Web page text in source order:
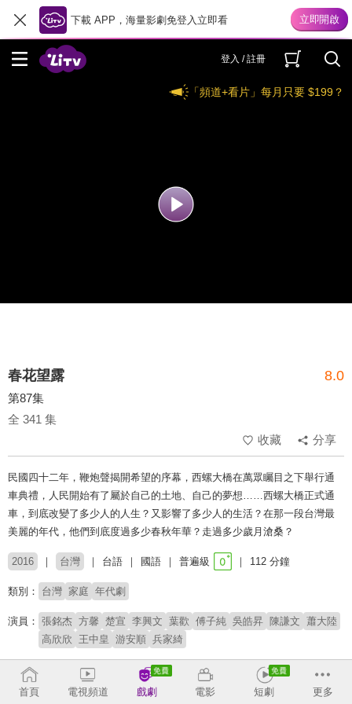
下載 APP，海量影劇免登入立即看
登入 / 註冊
「頻道+看片」每月只要 $199？
春花望露 8.0
第87集
全 341 集
收藏
分享
民國四十二年，鞭炮聲揭開希望的序幕，西螺大橋在萬眾矚目之下舉行通
車典禮，人民開始有了屬於自己的土地、自己的夢想……西螺大橋正式通
車，到底改變了多少人的人生？又影響了多少人的生活？在那一段台灣最
美麗的年代，他們到底度過多少春秋年華？走過多少歲月滄桑？
2016 台灣 台語 國語 普遍級 112 分鐘
類別： 台灣 家庭 年代劇
演員： 張銘杰 方馨 楚宣 李興文 葉歡 傅子純 吳皓昇 陳謙文 蕭大陸
高欣欣
王中皇 游安順 兵家綺
收回
首頁
電視頻道 戲劇 電影 短劇 更多